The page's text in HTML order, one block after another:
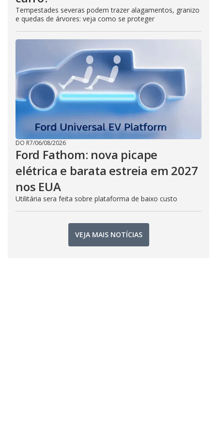
Tempestades severas podem trazer alagamentos, granizo
e quedas de árvores: veja como se proteger
DO R7/06/08/2026
Ford Fathom: nova picape
elétrica e barata estreia em 2027
nos EUA
Utilitária sera feita sobre plataforma de baixo custo
VEJA MAIS NOTÍCIAS